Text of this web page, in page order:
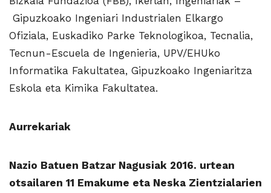
Gipuzkoako Ingeniari Industrialen Elkargo
Ofiziala, Euskadiko Parke Teknologikoa, Tecnalia,
Tecnun-Escuela de Ingenieria, UPV/EHUko
Informatika Fakultatea, Gipuzkoako Ingeniaritza
Eskola eta Kimika Fakultatea.
Aurrekariak
Nazio Batuen Batzar Nagusiak 2016. urtean
otsailaren 11 Emakume eta Neska Zientzialarien